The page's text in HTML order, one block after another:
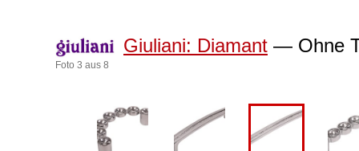
Giuliani: Diamant — Ohne
Foto 3 aus 8